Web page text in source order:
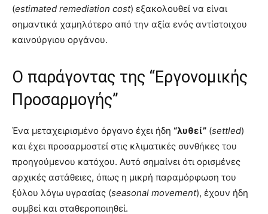
(estimated remediation cost) εξακολουθεί να είναι
σημαντικά χαμηλότερο από την αξία ενός αντίστοιχου
καινούργιου οργάνου.
Ο παράγοντας της “Εργονομικής
Προσαρμογής”
Ένα μεταχειρισμένο όργανο έχει ήδη “λυθεί” (settled)
και έχει προσαρμοστεί στις κλιματικές συνθήκες του
προηγούμενου κατόχου. Αυτό σημαίνει ότι ορισμένες
αρχικές αστάθειες, όπως η μικρή παραμόρφωση του
ξύλου λόγω υγρασίας (seasonal movement), έχουν ήδη
συμβεί και σταθεροποιηθεί.